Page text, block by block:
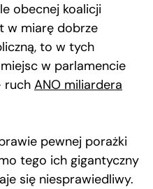
obecnej koalicji
w miarę dobrze
to w tych
w parlamencie
ruch ANO miliardera
pewnej porażki
tego ich gigantyczny
się niesprawiedliwy.